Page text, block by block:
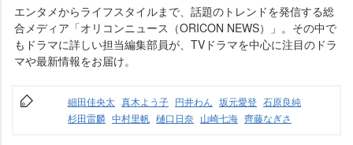
エンタメからライフスタイルまで、話題のトレンドを発信する総
合メディア「オリコンニュース（ORICON NEWS）」。その中で
もドラマに詳しい担当編集部員が、TVドラマを中心に注目のドラ
マや最新情報をお届け。
細田佳央太 真木よう子 円井わん 坂元愛登 石原良純
杉田雷麟 中村里帆 樋口日奈 山崎七海 齊藤なぎさ